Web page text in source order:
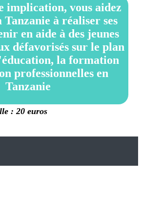
implication, vous aidez
à réaliser ses
en aide à des jeunes
défavorisés sur le plan
la formation
professionnelles en
Tanzanie
: 20 euros